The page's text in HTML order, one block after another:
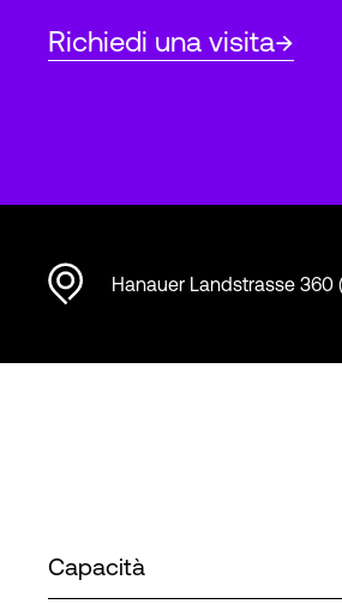
Richiedi una visita
Hanauer Landstrasse 360
Capacità